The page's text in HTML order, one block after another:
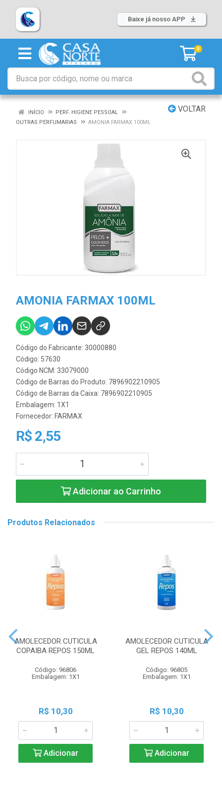
Baixe já nosso APP
0
VOLTAR
INÍCIO
PERF. HIGIENE PESSOAL
OUTRAS PERFUMARIAS
AMONIA FARMAX 100ML
AMONIA FARMAX 100ML
Código do Fabricante: 30000880
Código: 57630
Código NCM: 33079000
Código de Barras do Produto: 7896902210905
Código de Barras da Caixa: 7896902210905
Embalagem: 1X1
Fornecedor: FARMAX
R$ 2,55
Adicionar ao Carrinho
Produtos Relacionados
AMOLECEDOR CUTICULA
COPAIBA REPOS 150ML
Código: 96806
Embalagem: 1X1
R$ 10,30
Adicionar
AMOLECEDOR CUTICULA
GEL REPOS 140ML
Código: 96805
Embalagem: 1X1
R$ 10,30
Adicionar